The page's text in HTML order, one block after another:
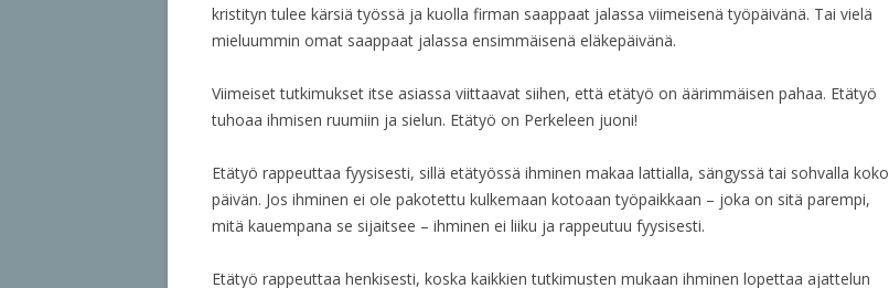
kristityn tulee kärsiä työssä ja kuolla firman saappaat jalassa viimeisenä työpäivänä. Tai vielä
mieluummin omat saappaat jalassa ensimmäisenä eläkepäivänä.
Viimeiset tutkimukset itse asiassa viittaavat siihen, että etätyö on äärimmäisen pahaa. Etätyö
tuhoaa ihmisen ruumiin ja sielun. Etätyö on Perkeleen juoni!
Etätyö rappeuttaa fyysisesti, sillä etätyössä ihminen makaa lattialla, sängyssä tai sohvalla koko
päivän. Jos ihminen ei ole pakotettu kulkemaan kotoaan työpaikkaan – joka on sitä parempi,
mitä kauempana se sijaitsee – ihminen ei liiku ja rappeutuu fyysisesti.
Etätyö rappeuttaa henkisesti, koska kaikkien tutkimusten mukaan ihminen lopettaa ajattelun